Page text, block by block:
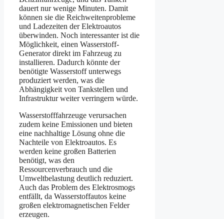
dauert nur wenige Minuten. Damit
können sie die Reichweitenprobleme
und Ladezeiten der Elektroautos
überwinden. Noch interessanter ist die
Möglichkeit, einen Wasserstoff-
Generator direkt im Fahrzeug zu
installieren. Dadurch könnte der
benötigte Wasserstoff unterwegs
produziert werden, was die
Abhängigkeit von Tankstellen und
Infrastruktur weiter verringern würde.
Wasserstofffahrzeuge verursachen
zudem keine Emissionen und bieten
eine nachhaltige Lösung ohne die
Nachteile von Elektroautos. Es
werden keine großen Batterien
benötigt, was den
Ressourcenverbrauch und die
Umweltbelastung deutlich reduziert.
Auch das Problem des Elektrosmogs
entfällt, da Wasserstoffautos keine
großen elektromagnetischen Felder
erzeugen.